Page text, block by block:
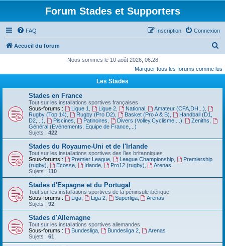
Forum Stades et Supporters
FAQ Connexion
Inscription
Accueil du forum
c
e
Nous sommes le 10 août 2026, 06:28
Marquer tous les forums comme lus
Les Stades
Stades en France
Tout sur les installations sportives françaises
Sous-forums :
Ligue 1 Ligue 2, National, Amateur (CFA,DH,..)
Rugby (Top 14)
Rugby (Pro D2) Basket (Pro A & B)
Handball (D1,
D2, ..)
Piscines Patinoires Divers (Volley,Cyclisme,...) Zeniths
Général (Evénements, Equipe de France,...)
Sujets : 422
Stades du Royaume-Uni et de l'Irlande
Tout sur les installations sportives des îles britanniques
Sous-forums :
Premier League, League Championship,
Premiership
(rugby)
Ecosse, Irlande, Pro12 (rugby)
Arenas
Sujets : 110
Stades d'Espagne et du Portugal
Tout sur les installations sportives de la péninsule ibérique
Sous-forums :
Liga, Liga 2, Superliga,
Arenas
Sujets : 92
Stades d'Allemagne
Tout sur les installations sportives allemandes
Sous-forums :
Bundesliga, Bundesliga 2,
Arenas
Sujets : 61